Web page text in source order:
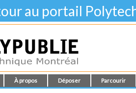
au portail
À propos Déposer Parcourir